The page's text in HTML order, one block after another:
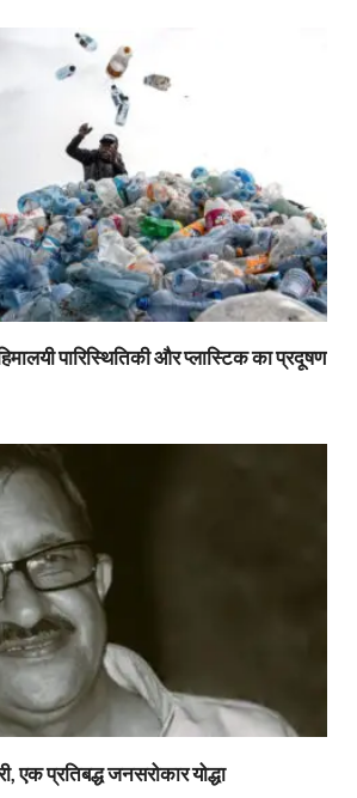
पारिस्थितिकी और प्लास्टिक का प्रदूषण
एक प्रतिबद्ध जनसरोकार योद्धा​